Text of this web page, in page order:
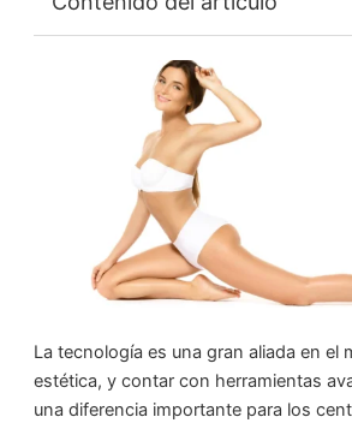
La tecnología es una gran aliada en el
estética, y contar con herramientas
una diferencia importante para los